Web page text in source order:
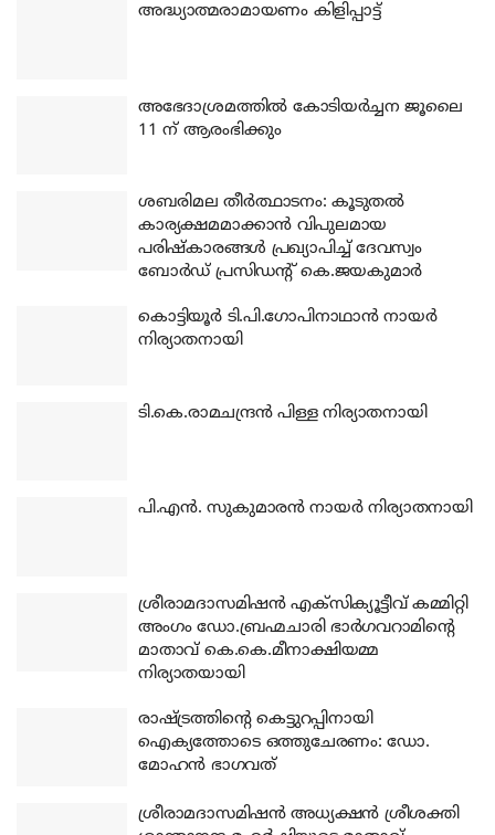
അദ്ധ്യാത്മരാമായണം കിളിപ്പാട്ട്
അഭേദാശ്രമത്തില്‍ കോടിയര്‍ച്ചന ജൂലൈ
11 ന് ആരംഭിക്കും
ശബരിമല തീര്‍ത്ഥാടനം: കൂടുതല്‍
കാര്യക്ഷമമാക്കാന്‍ വിപുലമായ
പരിഷ്‌കാരങ്ങള്‍ പ്രഖ്യാപിച്ച് ദേവസ്വം
ബോര്‍ഡ് പ്രസിഡന്റ് കെ.ജയകുമാര്‍
കൊട്ടിയൂര്‍ ടി.പി.ഗോപിനാഥാന്‍ നായര്‍
നിര്യാതനായി
ടി.കെ.രാമചന്ദ്രന്‍ പിള്ള നിര്യാതനായി
പി.എന്‍. സുകുമാരന്‍ നായര്‍ നിര്യാതനായി
ശ്രീരാമദാസമിഷന്‍ എക്‌സിക്യൂട്ടീവ് കമ്മിറ്റി
അംഗം ഡോ.ബ്രഹ്മചാരി ഭാര്‍ഗവറാമിന്റെ
മാതാവ് കെ.കെ.മീനാക്ഷിയമ്മ
നിര്യാതയായി
രാഷ്ട്രത്തിന്റെ കെട്ടുറപ്പിനായി
ഐക്യത്തോടെ ഒത്തുചേരണം: ഡോ.
മോഹന്‍ ഭാഗവത്
ശ്രീരാമദാസമിഷന്‍ അധ്യക്ഷന്‍ ശ്രീശക്തി